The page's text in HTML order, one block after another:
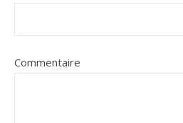
Commentaire